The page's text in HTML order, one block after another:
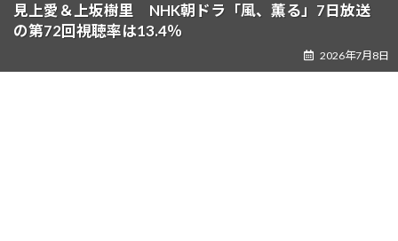
見上愛＆上坂樹里 NHK朝ドラ「風、薫る」7日放送
の第72回視聴率は13.4％
2026年7月8日